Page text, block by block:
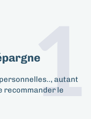
1
autant
recommander le